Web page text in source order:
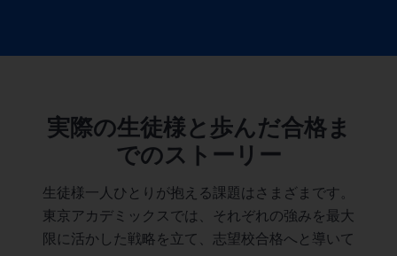
実際の生徒様と歩んだ合格ま
でのストーリー
生徒様一人ひとりが抱える課題はさまざまです。
東京アカデミックスでは、それぞれの強みを最大
限に活かした戦略を立て、志望校合格へと導いて